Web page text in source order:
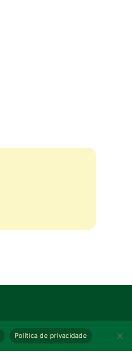
Política de privacidade